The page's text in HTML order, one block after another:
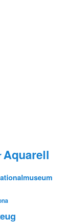
Aquarell